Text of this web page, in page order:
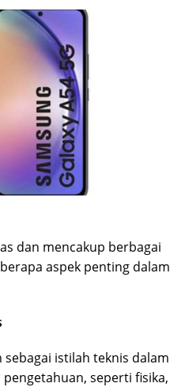
dan mencakup berbagai
aspek penting dalam
sebagai istilah teknis dalam
seperti fisika,